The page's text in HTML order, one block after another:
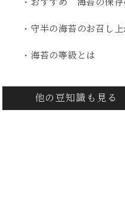
・守半の海苔のお召し
・海苔の等級とは